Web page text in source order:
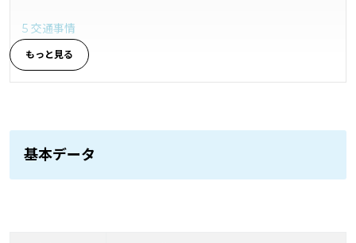
5 交通事情
基本データ